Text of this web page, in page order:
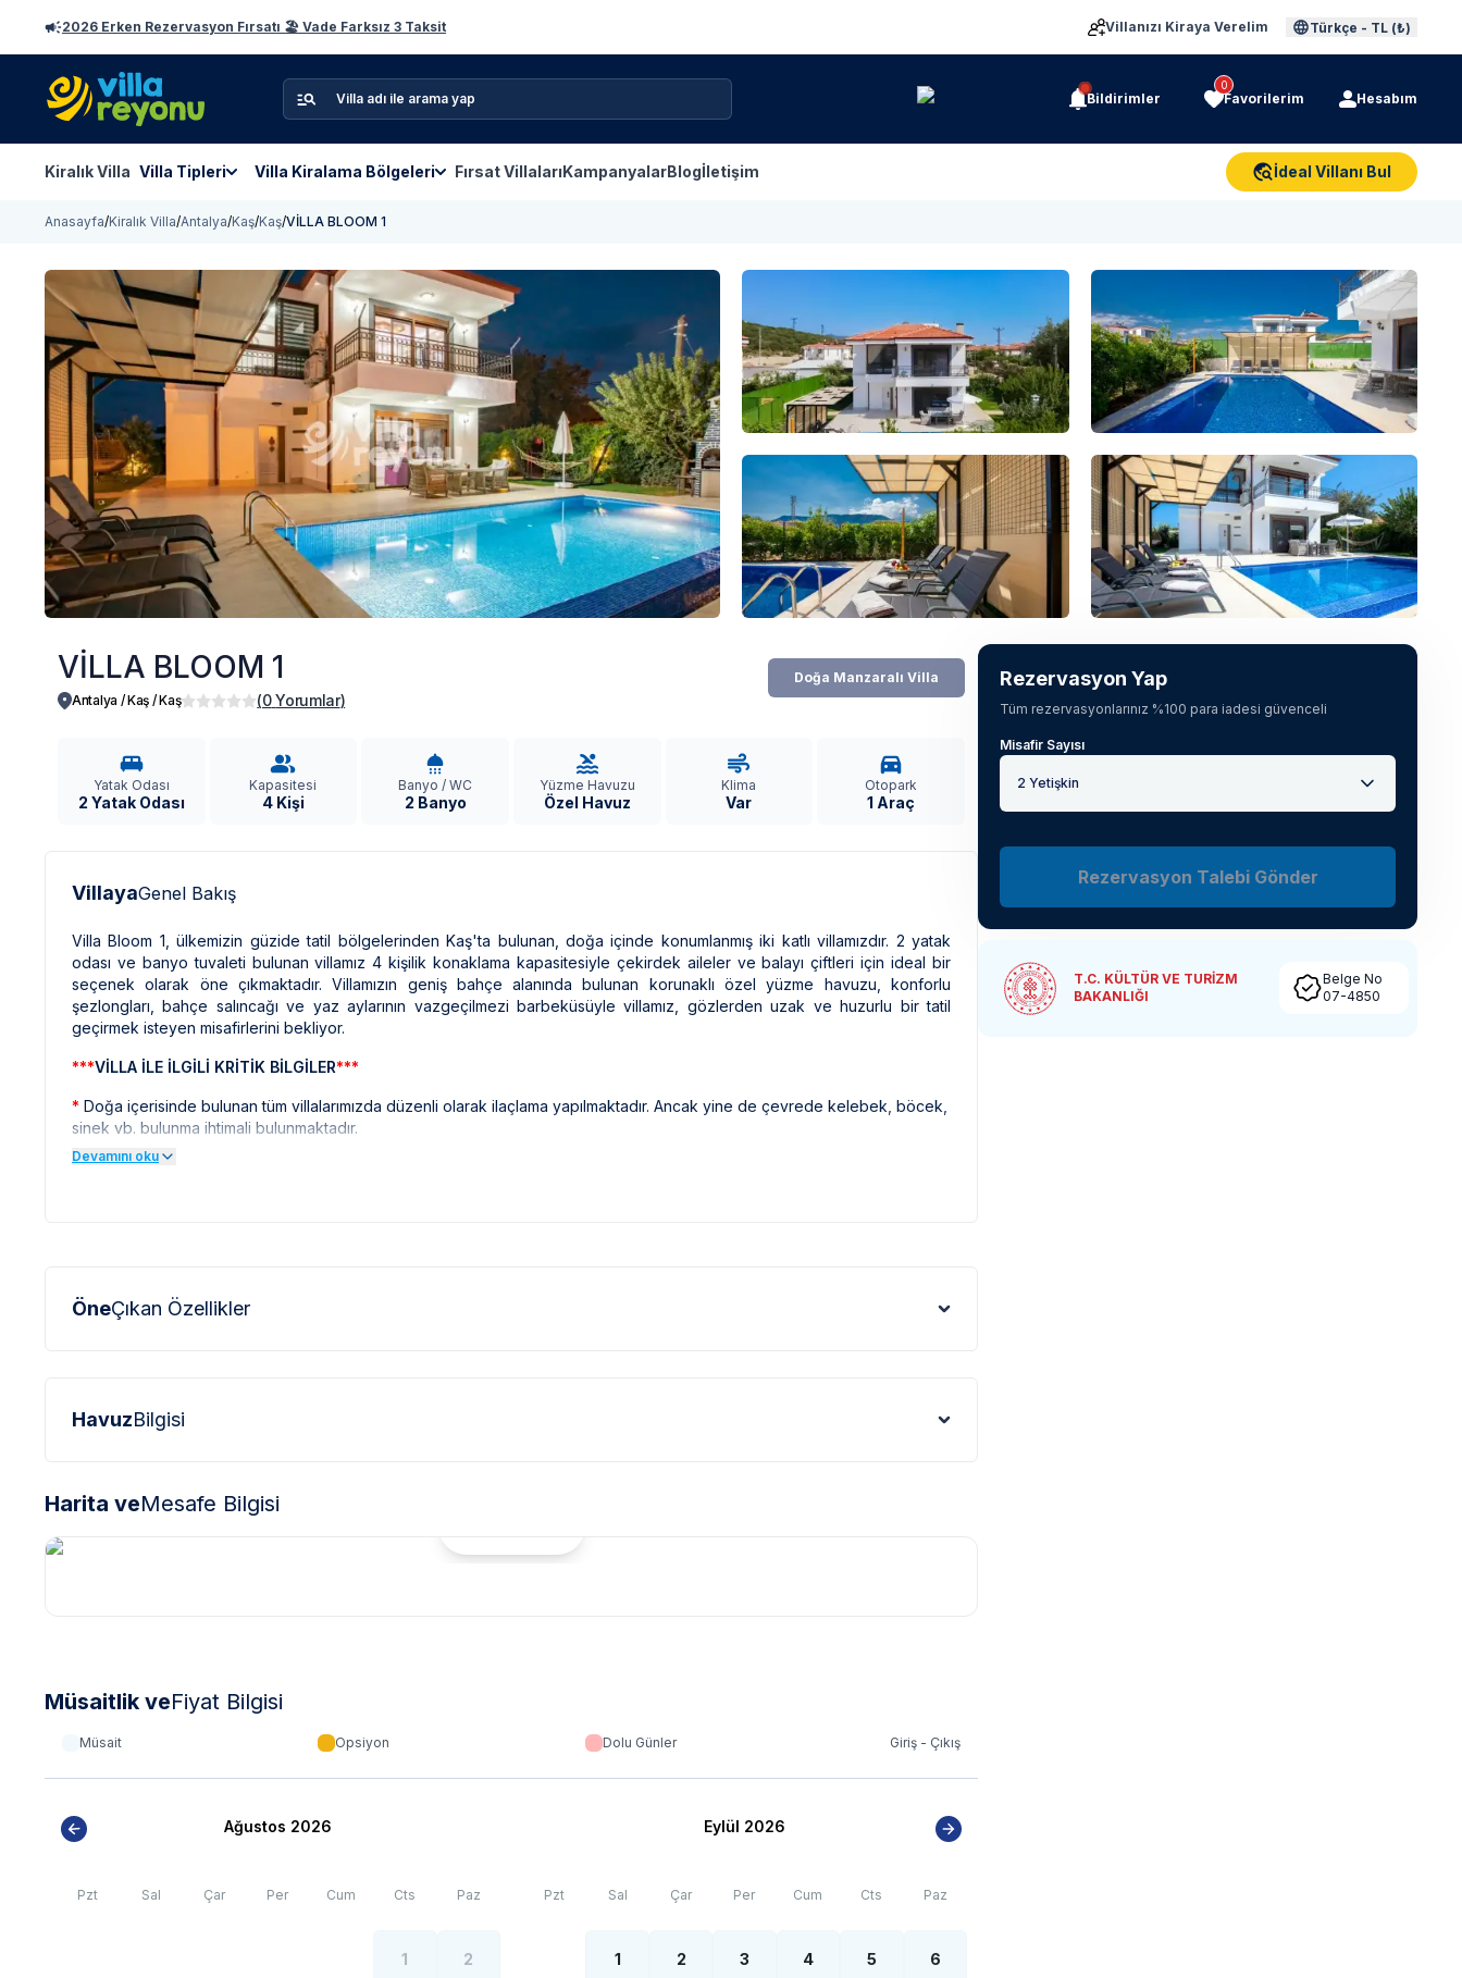
2026 Erken Rezervasyon Fırsatı 🏖️ Vade Farksız 3 Taksit Villanızı Kiraya Verelim Türkçe - TL (₺)
Bildirimler
0
Favorilerim Hesabım
Kiralık Villa Villa Tipleri Villa Kiralama Bölgeleri Fırsat VillalarıKampanyalarBlogİletişim İdeal Villanı Bul
Anasayfa/Kiralık Villa/Antalya/Kaş/Kaş/VİLLA BLOOM 1
Tüm fotoğrafları gör
VİLLA BLOOM 1
Antalya / Kaş /Kaş (0 Yorumlar)
Doğa Manzaralı Villa
Yatak Odası
2 Yatak Odası
Kapasitesi
4 Kişi
Banyo / WC
2 Banyo
Yüzme Havuzu
Özel Havuz
Klima
Var
Otopark
1 Araç
VillayaGenel Bakış
Villa Bloom 1, ülkemizin güzide tatil bölgelerinden Kaş'ta bulunan, doğa içinde konumlanmış iki katlı villamızdır. 2 yatak
odası ve banyo tuvaleti bulunan villamız 4 kişilik konaklama kapasitesiyle çekirdek aileler ve balayı çiftleri için ideal bir
seçenek olarak öne çıkmaktadır. Villamızın geniş bahçe alanında bulunan korunaklı özel yüzme havuzu, konforlu
şezlongları, bahçe salıncağı ve yaz aylarının vazgeçilmezi barbeküsüyle villamız, gözlerden uzak ve huzurlu bir tatil
geçirmek isteyen misafirlerini bekliyor.
***VİLLA İLE İLGİLİ KRİTİK BİLGİLER***
* Doğa içerisinde bulunan tüm villalarımızda düzenli olarak ilaçlama yapılmaktadır. Ancak yine de çevrede kelebek, böcek,
sinek vb. bulunma ihtimali bulunmaktadır.
*Bu evin resimleri sitemizde yer alan diğer evlerin resimleri gibi görüntüyü ekrana sığdırmak amacıyla, geniş açılı lens ve
Bu villalarımıza ulaşmak için yokuş yukarı çıkılması gerekmektedir. Bazı villalarımızın ise yolu stabilize(toprak)
Devamını oku
ÖneÇıkan Özellikler
HavuzBilgisi
Harita veMesafe Bilgisi
Müsaitlik veFiyat Bilgisi
Müsait Opsiyon Dolu Günler Giriş - Çıkış
Ağustos 2026
Pzt Sal Çar Per Cum Cts Paz
1 2
Eylül 2026
Pzt Sal Çar Per Cum Cts Paz
1 2 3 4 5 6
Rezervasyon Yap
Tüm rezervasyonlarınız %100 para iadesi güvenceli
Misafir Sayısı
2 Yetişkin
Rezervasyon Talebi Gönder
T.C. KÜLTÜR VE TURİZM
BAKANLIĞI
Belge No
07-4850